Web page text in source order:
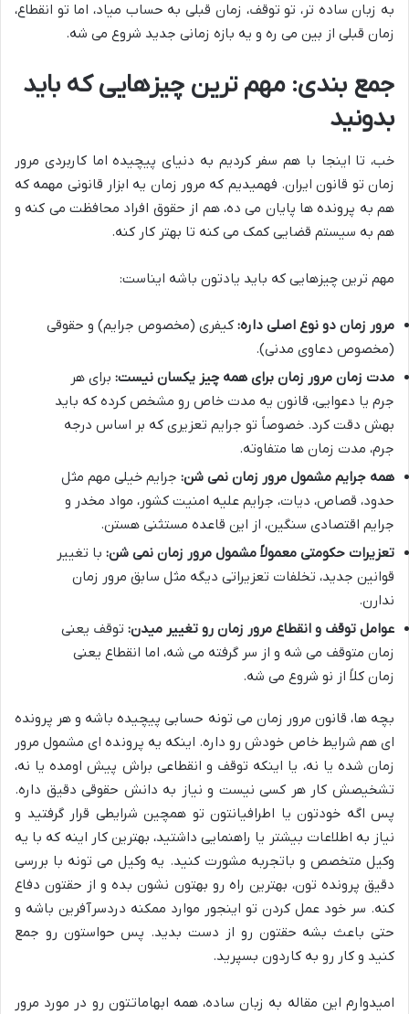
به زبان ساده تر، تو توقف، زمان قبلی به حساب میاد، اما تو انقطاع،
زمان قبلی از بین می ره و یه بازه زمانی جدید شروع می شه.
جمع بندی: مهم ترین چیزهایی که باید
بدونید
خب، تا اینجا با هم سفر کردیم به دنیای پیچیده اما کاربردی مرور
زمان تو قانون ایران. فهمیدیم که مرور زمان یه ابزار قانونی مهمه که
هم به پرونده ها پایان می ده، هم از حقوق افراد محافظت می کنه و
هم به سیستم قضایی کمک می کنه تا بهتر کار کنه.
مهم ترین چیزهایی که باید یادتون باشه ایناست:
مرور زمان دو نوع اصلی داره: کیفری (مخصوص جرایم) و حقوقی
(مخصوص دعاوی مدنی).
مدت زمان مرور زمان برای همه چیز یکسان نیست: برای هر
جرم یا دعوایی، قانون یه مدت خاص رو مشخص کرده که باید
بهش دقت کرد. خصوصاً تو جرایم تعزیری که بر اساس درجه
جرم، مدت زمان ها متفاوته.
همه جرایم مشمول مرور زمان نمی شن: جرایم خیلی مهم مثل
حدود، قصاص، دیات، جرایم علیه امنیت کشور، مواد مخدر و
جرایم اقتصادی سنگین، از این قاعده مستثنی هستن.
تعزیرات حکومتی معمولاً مشمول مرور زمان نمی شن: با تغییر
قوانین جدید، تخلفات تعزیراتی دیگه مثل سابق مرور زمان
ندارن.
عوامل توقف و انقطاع مرور زمان رو تغییر میدن: توقف یعنی
زمان متوقف می شه و از سر گرفته می شه، اما انقطاع یعنی
زمان کلاً از نو شروع می شه.
بچه ها، قانون مرور زمان می تونه حسابی پیچیده باشه و هر پرونده
ای هم شرایط خاص خودش رو داره. اینکه یه پرونده ای مشمول مرور
زمان شده یا نه، یا اینکه توقف و انقطاعی براش پیش اومده یا نه،
تشخیصش کار هر کسی نیست و نیاز به دانش حقوقی دقیق داره.
پس اگه خودتون یا اطرافیانتون تو همچین شرایطی قرار گرفتید و
نیاز به اطلاعات بیشتر یا راهنمایی داشتید، بهترین کار اینه که با یه
وکیل متخصص و باتجربه مشورت کنید. یه وکیل می تونه با بررسی
دقیق پرونده تون، بهترین راه رو بهتون نشون بده و از حقتون دفاع
کنه. سر خود عمل کردن تو اینجور موارد ممکنه دردسرآفرین باشه و
حتی باعث بشه حقتون رو از دست بدید. پس حواستون رو جمع
کنید و کار رو به کاردون بسپرید.
امیدوارم این مقاله به زبان ساده، همه ابهاماتتون رو در مورد مرور